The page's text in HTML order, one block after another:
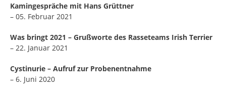
Kamingespräche mit Hans Grüttner
– 05. Februar 2021
Was bringt 2021 – Grußworte des Rasseteams Irish Terrier
– 22. Januar 2021
Cystinurie – Aufruf zur Probenentnahme
– 6. Juni 2020